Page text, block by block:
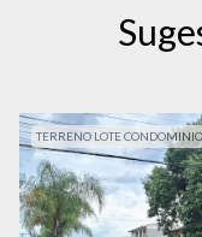
TERRENO LOTE CONDOMINIO